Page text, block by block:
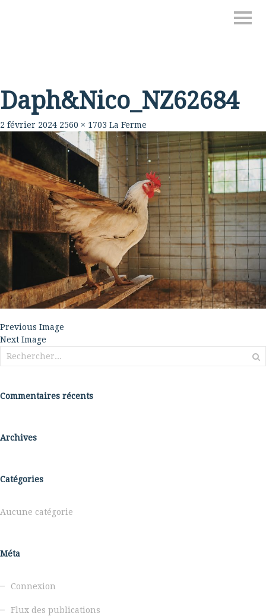
Daph&Nico_NZ62684
2 février 2024 2560 × 1703 La Ferme
Previous Image
Next Image
Rechercher :
Commentaires récents
Archives
Catégories
Aucune catégorie
Méta
Connexion
Flux des publications